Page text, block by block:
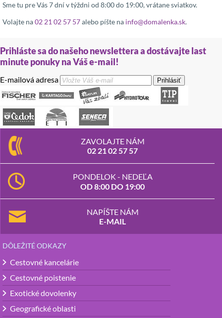
Sme tu pre Vás 7 dní v týždni od 8:00 do 19:00, vrátane sviatkov.
Volajte na02 21 02 57 57alebo píšte na info@domalenka.sk.
Prihláste sa do našeho newslettera a dostávajte last
minute ponuky na Váš e-mail!
E-mailová adresa Prihlásiť
ZAVOLAJTE NÁM
02 21 02 57 57
PONDELOK - NEDEĽA
OD 8:00 DO 19:00
NAPÍŠTE NÁM
E-MAIL
DÔLEŽITÉ ODKAZY
Cestovné kancelárie
Cestovné poistenie
Exotické dovolenky
Geografické oblasti